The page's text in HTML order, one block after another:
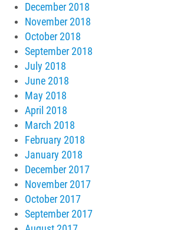
December 2018
November 2018
October 2018
September 2018
July 2018
June 2018
May 2018
April 2018
March 2018
February 2018
January 2018
December 2017
November 2017
October 2017
September 2017